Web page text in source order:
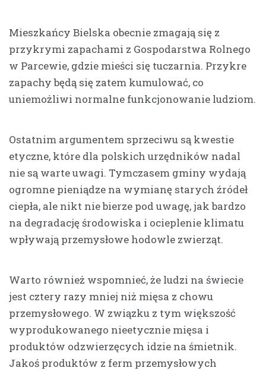
Mieszkańcy Bielska obecnie zmagają się z
przykrymi zapachami z Gospodarstwa Rolnego
w Parcewie, gdzie mieści się tuczarnia. Przykre
zapachy będą się zatem kumulować, co
uniemożliwi normalne funkcjonowanie ludziom.
Ostatnim argumentem sprzeciwu są kwestie
etyczne, które dla polskich urzędników nadal
nie są warte uwagi. Tymczasem gminy wydają
ogromne pieniądze na wymianę starych źródeł
ciepła, ale nikt nie bierze pod uwagę, jak bardzo
na degradację środowiska i ocieplenie klimatu
wpływają przemysłowe hodowle zwierząt.
Warto również wspomnieć, że ludzi na świecie
jest cztery razy mniej niż mięsa z chowu
przemysłowego. W związku z tym większość
wyprodukowanego nieetycznie mięsa i
produktów odzwierzęcych idzie na śmietnik.
Jakoś produktów z ferm przemysłowych